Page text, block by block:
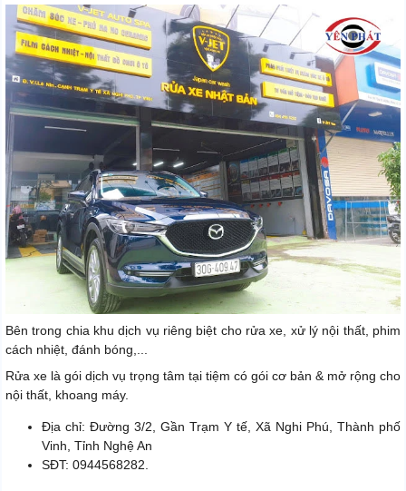
Bên trong chia khu dịch vụ riêng biệt cho rửa xe, xử lý nội thất, phim
cách nhiệt, đánh bóng,...
Rửa xe là gói dịch vụ trọng tâm tại tiệm có gói cơ bản & mở rộng cho
nội thất, khoang máy.
Địa chỉ: Đường 3/2, Gần Trạm Y tế, Xã Nghi Phú, Thành phố
Vinh, Tỉnh Nghệ An
SĐT: 0944568282.